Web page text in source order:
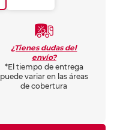
¿Tienes dudas del
envío?
*El tiempo de entrega
puede variar en las áreas
de cobertura